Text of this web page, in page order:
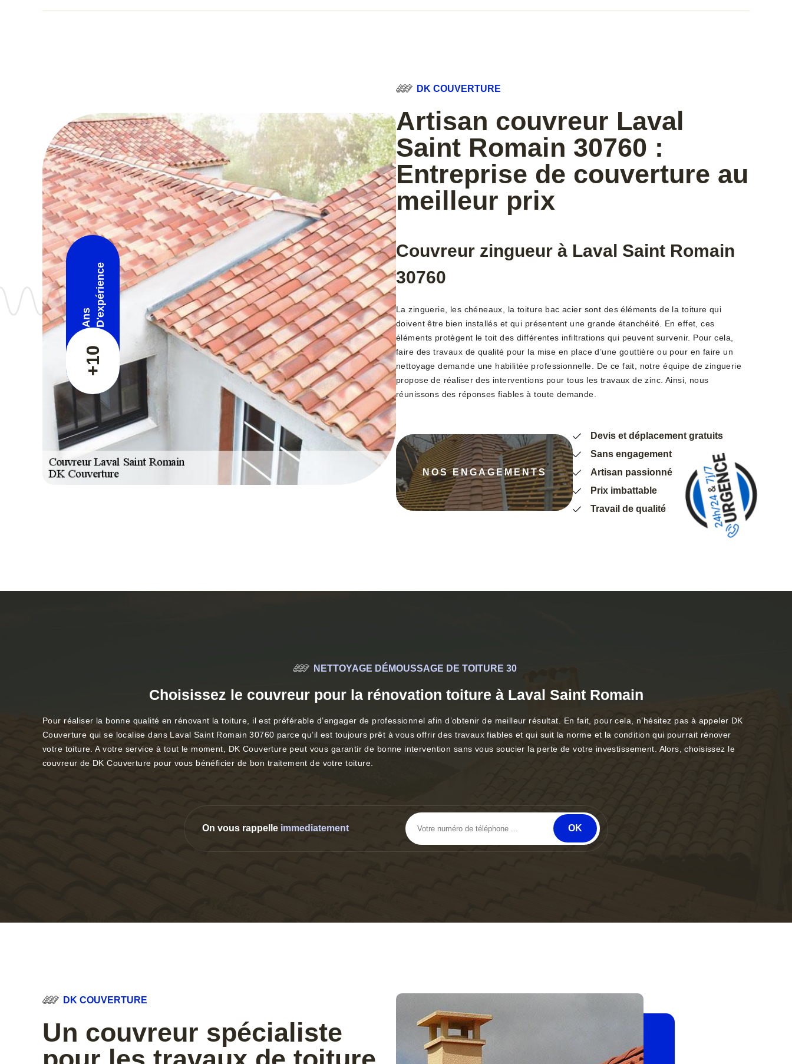
+10
Ans D'expérience
DK COUVERTURE
Artisan couvreur Laval
Saint Romain 30760 :
Entreprise de couverture au
meilleur prix
Couvreur zingueur à Laval Saint Romain
30760
La zinguerie, les chéneaux, la toiture bac acier sont des éléments de la toiture qui
doivent être bien installés et qui présentent une grande étanchéité. En effet, ces
éléments protègent le toit des différentes infiltrations qui peuvent survenir. Pour cela,
faire des travaux de qualité pour la mise en place d’une gouttière ou pour en faire un
nettoyage demande une habilitée professionnelle. De ce fait, notre équipe de zinguerie
propose de réaliser des interventions pour tous les travaux de zinc. Ainsi, nous
réunissons des réponses fiables à toute demande.
NOS ENGAGEMENTS
Devis et déplacement gratuits
Sans engagement
Artisan passionné
Prix imbattable
Travail de qualité
NETTOYAGE DÉMOUSSAGE DE TOITURE 30
Choisissez le couvreur pour la rénovation toiture à Laval Saint Romain
Pour réaliser la bonne qualité en rénovant la toiture, il est préférable d’engager de professionnel afin d’obtenir de meilleur résultat. En fait, pour cela, n’hésitez pas à appeler DK
Couverture qui se localise dans Laval Saint Romain 30760 parce qu’il est toujours prêt à vous offrir des travaux fiables et qui suit la norme et la condition qui pourrait rénover
votre toiture. A votre service à tout le moment, DK Couverture peut vous garantir de bonne intervention sans vous soucier la perte de votre investissement. Alors, choisissez le
couvreur de DK Couverture pour vous bénéficier de bon traitement de votre toiture.
On vous rappelle immediatement
DK COUVERTURE
Un couvreur spécialiste